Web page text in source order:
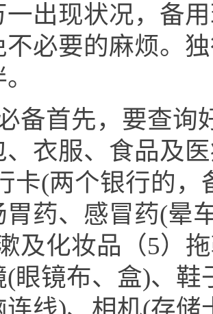
一出现状况，备
不必要的麻烦。
备首先，要查询
、衣服、食品及
卡(两个银行的
胃药、感冒药(晕
漱及化妆品（5）
(眼镜布、盒)、